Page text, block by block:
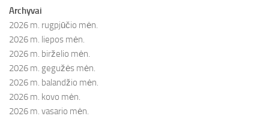
Archyvai
2026 m. rugpjūčio mėn.
2026 m. liepos mėn.
2026 m. birželio mėn.
2026 m. gegužės mėn.
2026 m. balandžio mėn.
2026 m. kovo mėn.
2026 m. vasario mėn.